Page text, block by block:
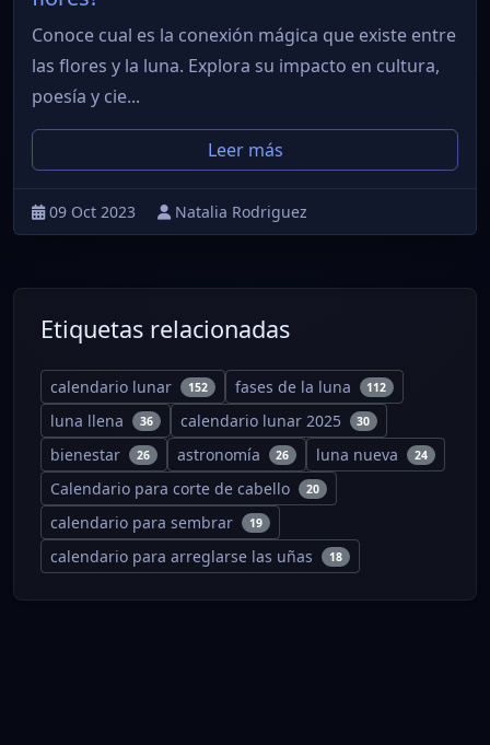
Conoce cual es la conexión mágica que existe entre
las flores y la luna. Explora su impacto en cultura,
poesía y cie...
Leer más
09 Oct 2023 Natalia Rodriguez
Etiquetas relacionadas
calendario lunar 152 fases de la luna 112
luna llena 36 calendario lunar 2025 30
bienestar 26 astronomía 26 luna nueva 24
Calendario para corte de cabello 20
calendario para sembrar 19
calendario para arreglarse las uñas 18